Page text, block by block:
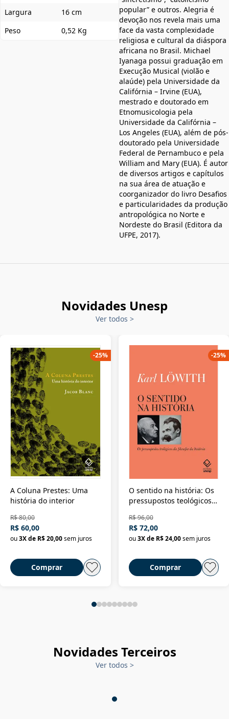
Largura
16 cm
Peso
0,52 Kg
popular” e outros. Alegria é
devoção nos revela mais uma
face da vasta complexidade
religiosa e cultural da diáspora
africana no Brasil. Michael
Iyanaga possui graduação em
Execução Musical (violão e
alaúde) pela Universidade da
Califórnia – Irvine (EUA),
mestrado e doutorado em
Etnomusicologia pela
Universidade da Califórnia –
Los Angeles (EUA), além de pós-
doutorado pela Universidade
Federal de Pernambuco e pela
William and Mary (EUA). É autor
de diversos artigos e capítulos
na sua área de atuação e
coorganizador do livro Desafios
e particularidades da produção
antropológica no Norte e
Nordeste do Brasil (Editora da
UFPE, 2017).
Novidades Unesp
Ver todos >
A Coluna Prestes: Uma
história do interior
R$ 80,00
R$ 60,00
ou3X de R$ 20,00sem juros
Comprar
-25%
O sentido na história: Os
pressupostos teológicos
R$ 96,00
R$ 72,00
ou 3X de R$ 24,00 sem juros
Comprar
-25%
Novidades Terceiros
Ver todos >